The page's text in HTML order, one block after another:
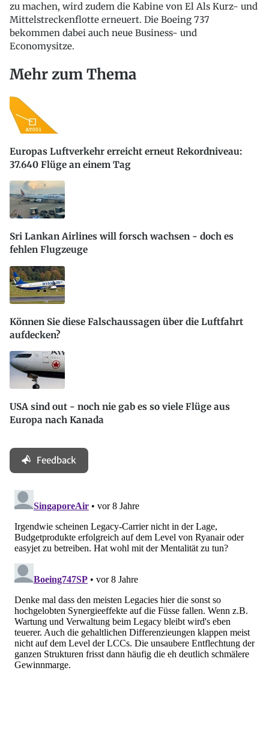
zu machen, wird zudem die Kabine von El Als Kurz- und
Mittelstreckenflotte erneuert. Die Boeing 737
bekommen dabei auch neue Business- und
Economysitze.
Mehr zum Thema
Europas Luftverkehr erreicht erneut Rekordniveau:
37.640 Flüge an einem Tag
Sri Lankan Airlines will forsch wachsen - doch es
fehlen Flugzeuge
Können Sie diese Falschaussagen über die Luftfahrt
aufdecken?
USA sind out - noch nie gab es so viele Flüge aus
Europa nach Kanada
Feedback